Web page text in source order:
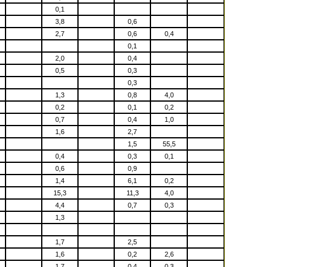
0,1
3,8
0,6
2,7 0,6
0,4
0,1
2,0
0,4
0,5
0,3
0,3
1,3 0,8
4,0
0,2 0,1
0,2
0,7 0,4
1,0
1,6
2,7
1,5
55,5
0,4 0,3
0,1
0,6
0,9
1,4 6,1
0,2
15,3 11,3
4,0
4,4 0,7
0,3
1,3
1,7
2,5
1,6 0,2
2,6